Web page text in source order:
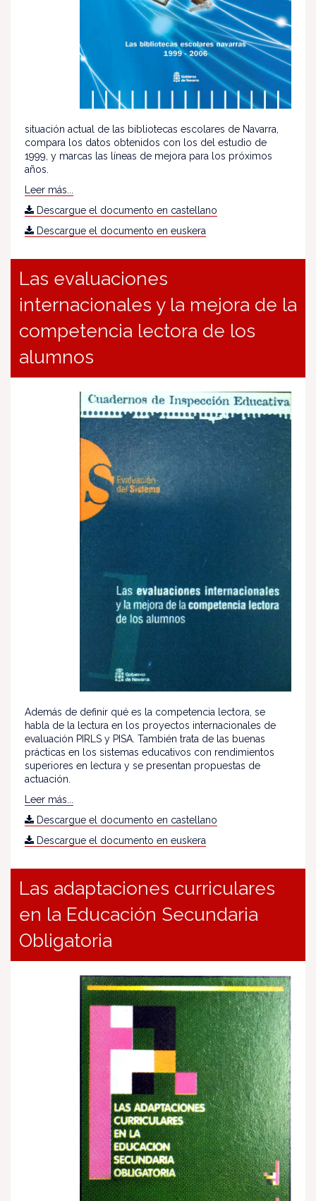
situación actual de las bibliotecas escolares de Navarra,
compara los datos obtenidos con los del estudio de
1999, y marcas las líneas de mejora para los próximos
años.
Leer más...
Descargue el documento en castellano
Descargue el documento en euskera
Las evaluaciones
internacionales y la mejora de la
competencia lectora de los
alumnos
Además de definir qué es la competencia lectora, se
habla de la lectura en los proyectos internacionales de
evaluación PIRLS y PISA. También trata de las buenas
prácticas en los sistemas educativos con rendimientos
superiores en lectura y se presentan propuestas de
actuación.
Leer más...
Descargue el documento en castellano
Descargue el documento en euskera
Las adaptaciones curriculares
en la Educación Secundaria
Obligatoria